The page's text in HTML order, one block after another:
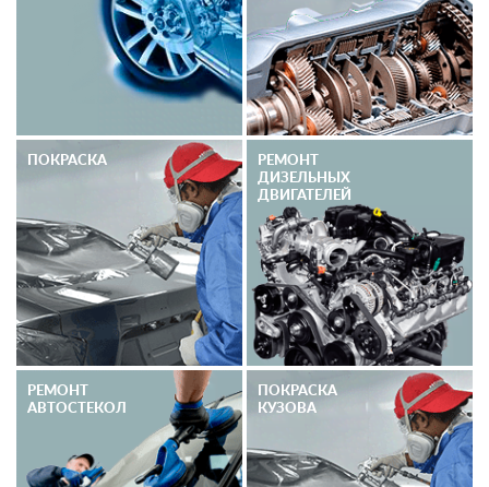
ПОКРАСКА
РЕМОНТ
ДИЗЕЛЬНЫХ
ДВИГАТЕЛЕЙ
РЕМОНТ
АВТОСТЕКОЛ
ПОКРАСКА
КУЗОВА